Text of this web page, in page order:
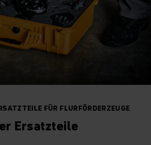
FÜR FLURFÖRDERZEUGE
Ersatzteile